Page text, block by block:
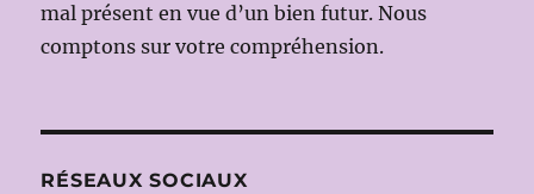
mal présent en vue d’un bien futur. Nous
comptons sur votre compréhension.
RÉSEAUX SOCIAUX